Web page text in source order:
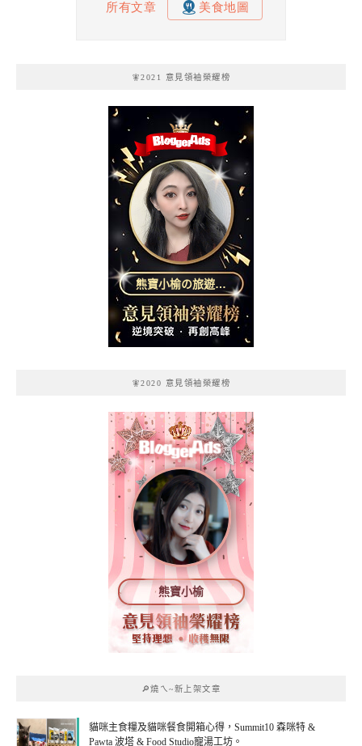
🧚2021 意見領袖榮耀榜
熊寶小榆の旅遊日
記
🧚2020 意見領袖榮耀榜
熊寶小榆
🔎燒ㄟ~新上架文章
貓咪主食糧及貓咪餐食開箱心得，Summit10 森咪特 &
Pawta 波塔 & Food Studio寵湯工坊。